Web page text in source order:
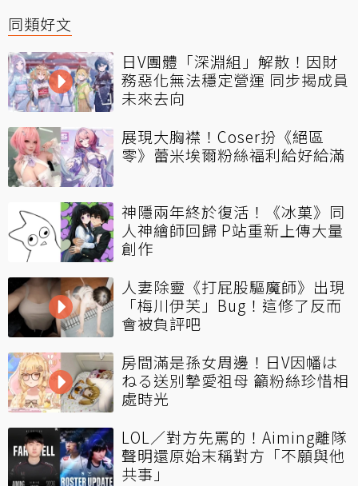
同類好文
日V團體「深淵組」解散！因財
務惡化無法穩定營運 同步揭成員
未來去向
展現大胸襟！Coser扮《絕區
零》蕾米埃爾粉絲福利給好給滿
神隱兩年終於復活！《冰菓》同
人神繪師回歸 P站重新上傳大量
創作
人妻除靈《打屁股驅魔師》出現
「梅川伊芙」Bug！這修了反而
會被負評吧
房間滿是孫女周邊！日V因幡は
ねる送別摯愛祖母 籲粉絲珍惜相
處時光
LOL／對方先罵的！Aiming離隊
聲明還原始末稱對方「不願與他
共事」